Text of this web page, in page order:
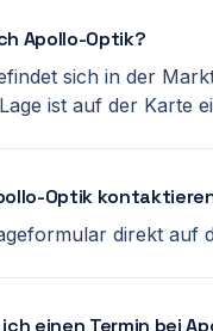
Apollo-Optik?
sich in der
ist auf der Karte
Optik
direkt auf
einen Termin bei